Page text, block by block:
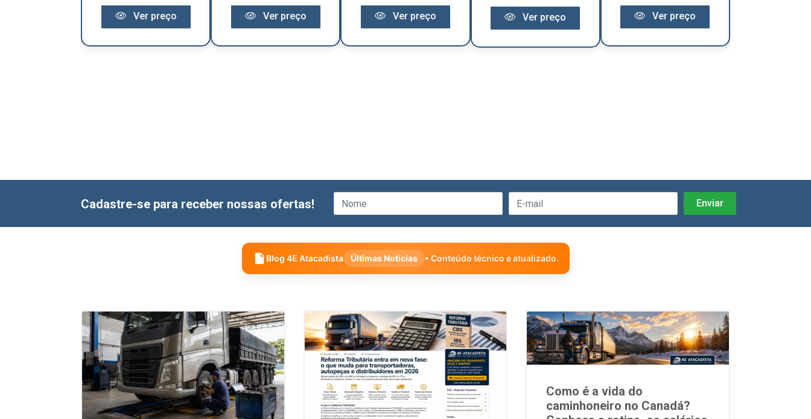
Ver preço Ver preço Ver preço Ver preço Ver preço
Cadastre-se para receber nossas ofertas!
Blog 4E Atacadista Últimas Notícias • Conteúdo técnico e atualizado.
Como é a vida do
caminhoneiro no Canadá?